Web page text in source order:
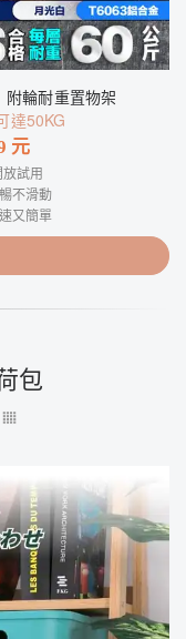
附輪耐重置物架
達50KG
元
試用
不滑動
又簡單
包